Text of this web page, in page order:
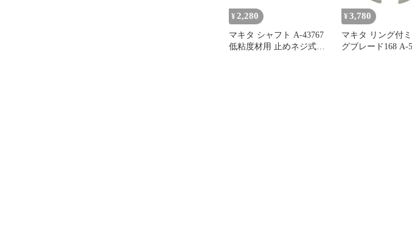
¥ 2,280
マキタ シャフト A-43767
低粘度材用 止めネジ式
¥ 3,780
マキタ リング付
グブレード168 A-